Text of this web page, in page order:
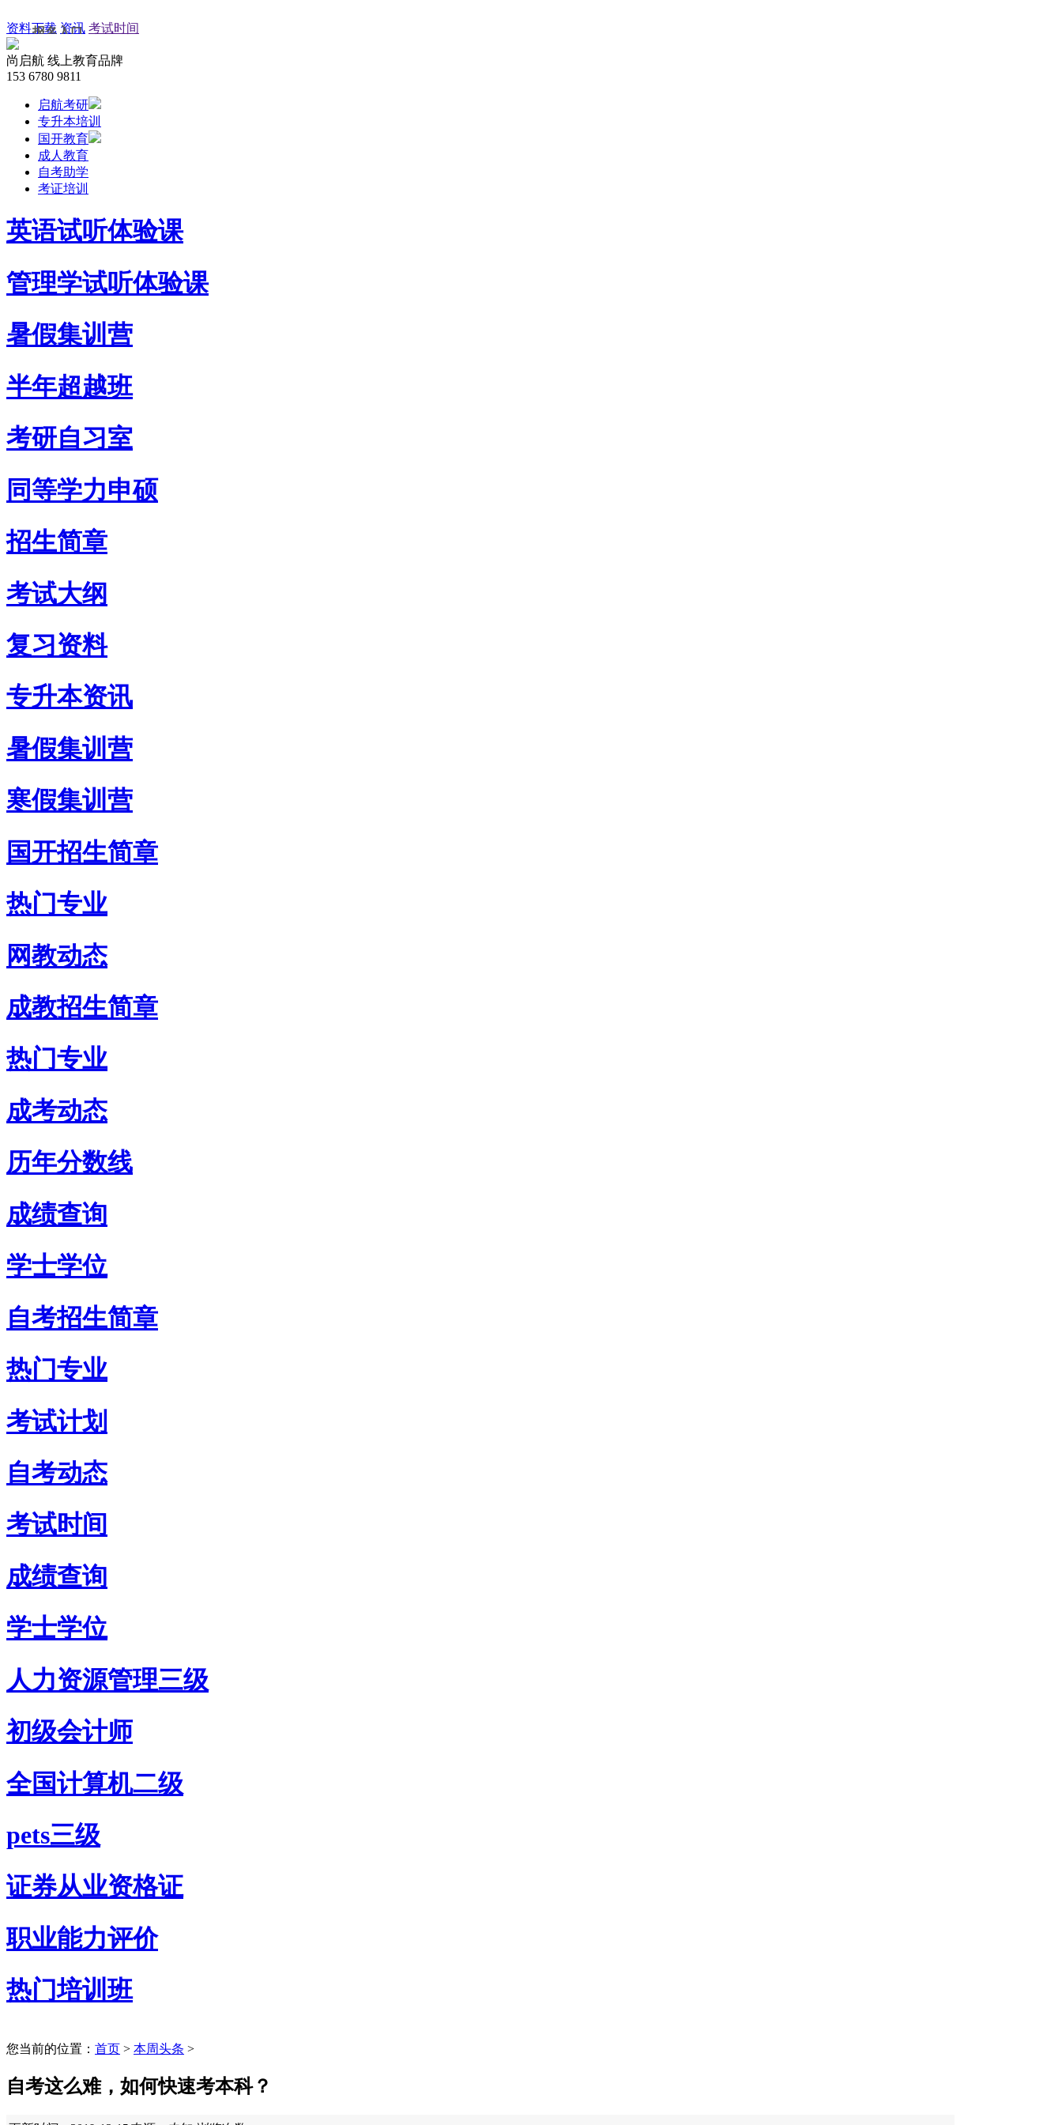
报名入口
考研网上报名
自考网上报名
成教网上报名
网教网上报名
资料下载 资讯 考试时间
尚启航 线上教育品牌
153 6780 9811
启航考研
专升本培训
国开教育
成人教育
自考助学
考证培训
英语试听体验课
管理学试听体验课
暑假集训营
半年超越班
考研自习室
同等学力申硕
招生简章
考试大纲
复习资料
专升本资讯
暑假集训营
寒假集训营
国开招生简章
热门专业
网教动态
成教招生简章
热门专业
成考动态
历年分数线
成绩查询
学士学位
自考招生简章
热门专业
考试计划
自考动态
考试时间
成绩查询
学士学位
人力资源管理三级
初级会计师
全国计算机二级
pets三级
证券从业资格证
职业能力评价
热门培训班
您当前的位置： 首页 > 本周头条 >
自考这么难，如何快速考本科？